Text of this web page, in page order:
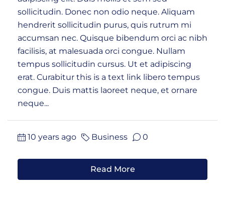
sollicitudin. Donec non odio neque. Aliquam
hendrerit sollicitudin purus, quis rutrum mi
accumsan nec. Quisque bibendum orci ac nibh
facilisis, at malesuada orci congue. Nullam
tempus sollicitudin cursus. Ut et adipiscing
erat. Curabitur this is a text link libero tempus
congue. Duis mattis laoreet neque, et ornare
neque...
10 years ago Business 0
Read More